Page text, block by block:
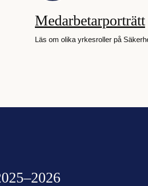
Medarbetarporträtt
Läs om olika yrkesroller på